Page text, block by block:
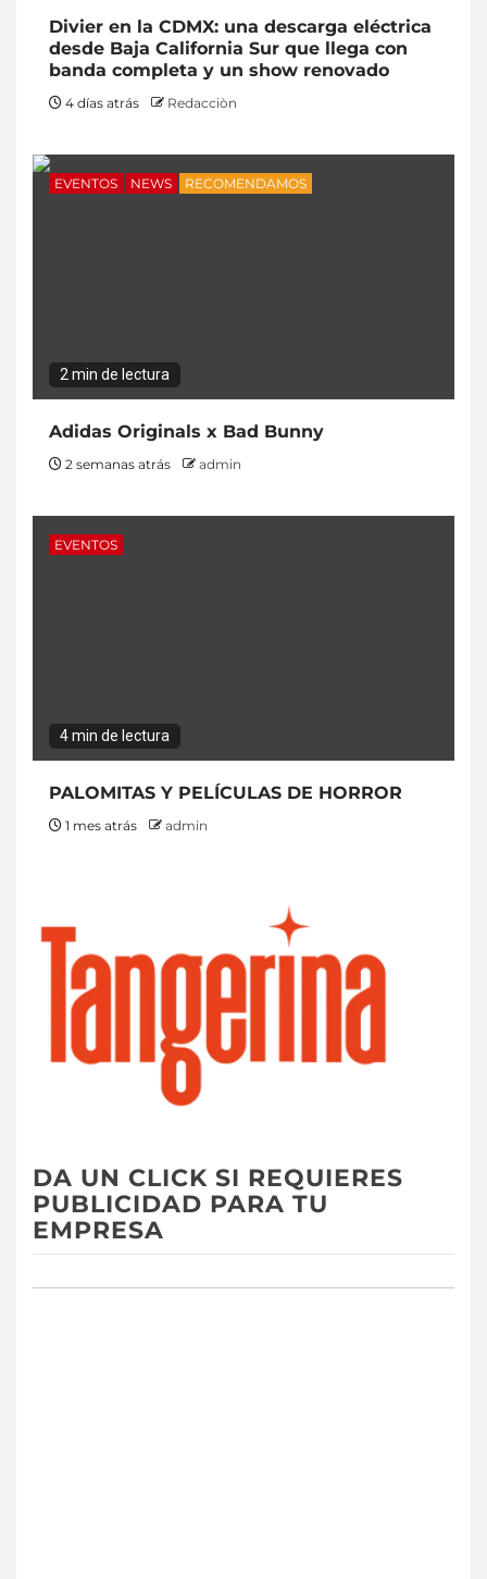
Divier en la CDMX: una descarga eléctrica
desde Baja California Sur que llega con
banda completa y un show renovado
4 días atrás Redacciòn
EVENTOS NEWS RECOMENDAMOS
2 min de lectura
Adidas Originals x Bad Bunny
2 semanas atrás admin
EVENTOS
4 min de lectura
PALOMITAS Y PELÍCULAS DE HORROR
1 mes atrás admin
DA UN CLICK SI REQUIERES
PUBLICIDAD PARA TU
EMPRESA